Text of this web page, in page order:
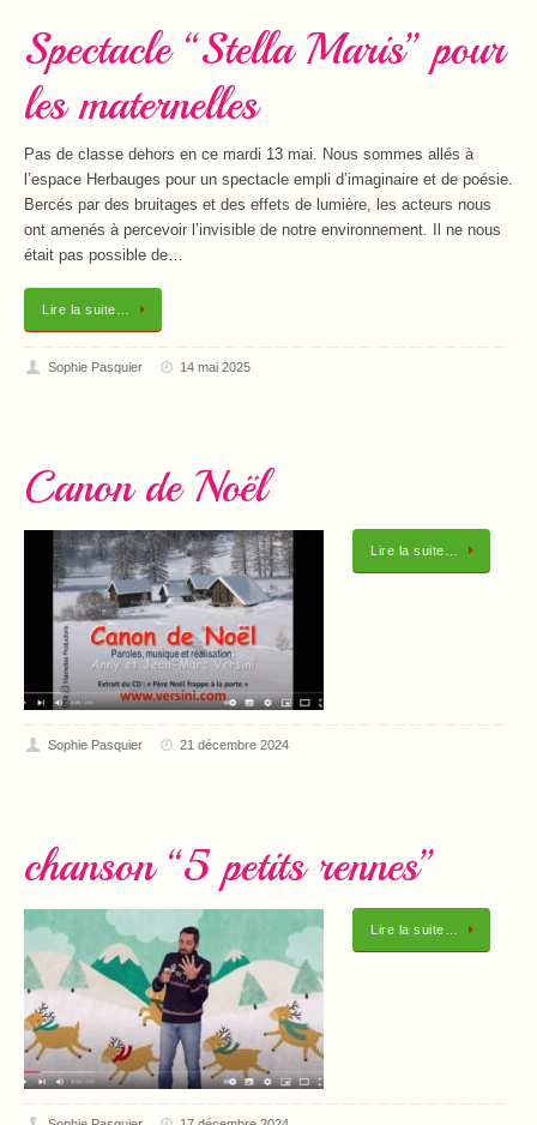
Spectacle “Stella Maris” pour
les maternelles
Pas de classe dehors en ce mardi 13 mai. Nous sommes allés à
l’espace Herbauges pour un spectacle empli d’imaginaire et de poésie.
Bercés par des bruitages et des effets de lumière, les acteurs nous
ont amenés à percevoir l’invisible de notre environnement. Il ne nous
était pas possible de…
Lire la suite…
Sophie Pasquier 14 mai 2025
Canon de Noël
Lire la suite…
Sophie Pasquier 21 décembre 2024
chanson “5 petits rennes”
Lire la suite…